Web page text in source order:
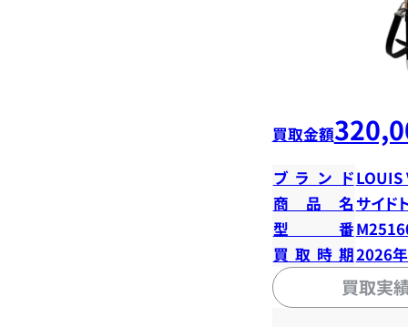
買取金額
ブランドLOUIS
商品名 サイド
型番
買取時期2026
買取実